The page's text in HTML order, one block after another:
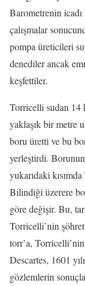
Barometrenin
çalışmalar
pompa üreticileri
denediler ancak
keşfettiler.
Torricelli sudan 14
yaklaşık bir metre
boru üretti ve bu
yerleştirdi.
yukarıdaki
Bilindiği üzerere
göre değişir. Bu,
Torricelli’nin
torr’a,
Descartes, 1601
gözlemlerin